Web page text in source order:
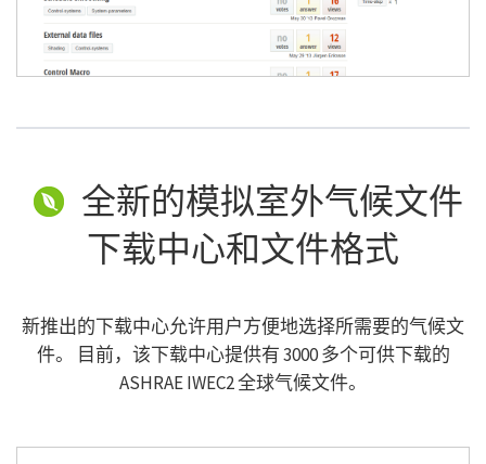
全新的模拟室外气候文件
下载中心和文件格式
新推出的下载中心允许用户方便地选择所需要的气候文
件。 目前，该下载中心提供有 3000 多个可供下载的
ASHRAE IWEC2 全球气候文件。